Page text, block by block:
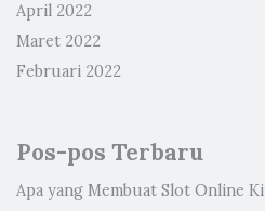
April 2022
Maret 2022
Februari 2022
Pos-pos Terbaru
Apa yang Membuat Slot Online